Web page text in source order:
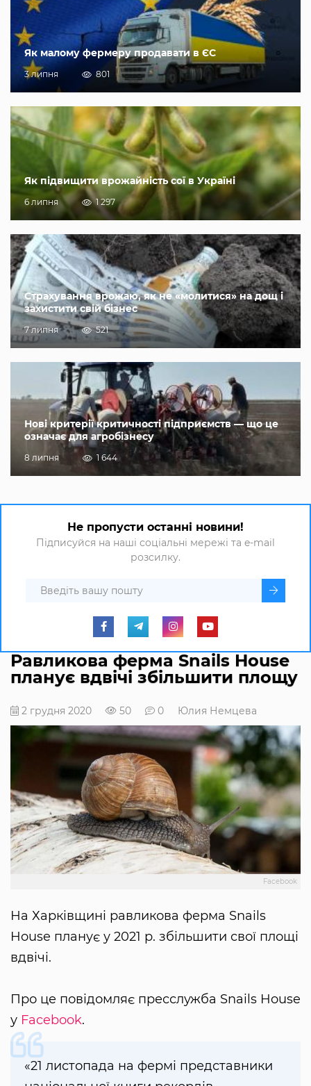
Як малому фермеру продавати в ЄС
3 липня 801
Як підвищити врожайність сої в Україні
6 липня 1 297
Страхування врожаю, як не «молитися» на дощ і
захистити свій бізнес
7 липня 521
Нові критерії критичності підприємств — що це
означає для агробізнесу
8 липня 1 644
Не пропусти останні новини!
Підписуйся на наші соціальні мережі та e-mail
розсилку.
Равликова ферма Snails House
планує вдвічі збільшити площу
2 грудня 2020 50 0 Юлия Немцева
Facebook
На Харківщині равликова ферма Snails
House планує у 2021 р. збільшити свої площі
вдвічі.
Про це повідомляє пресслужба Snails House
у Facebook.
«21 листопада на фермі представники